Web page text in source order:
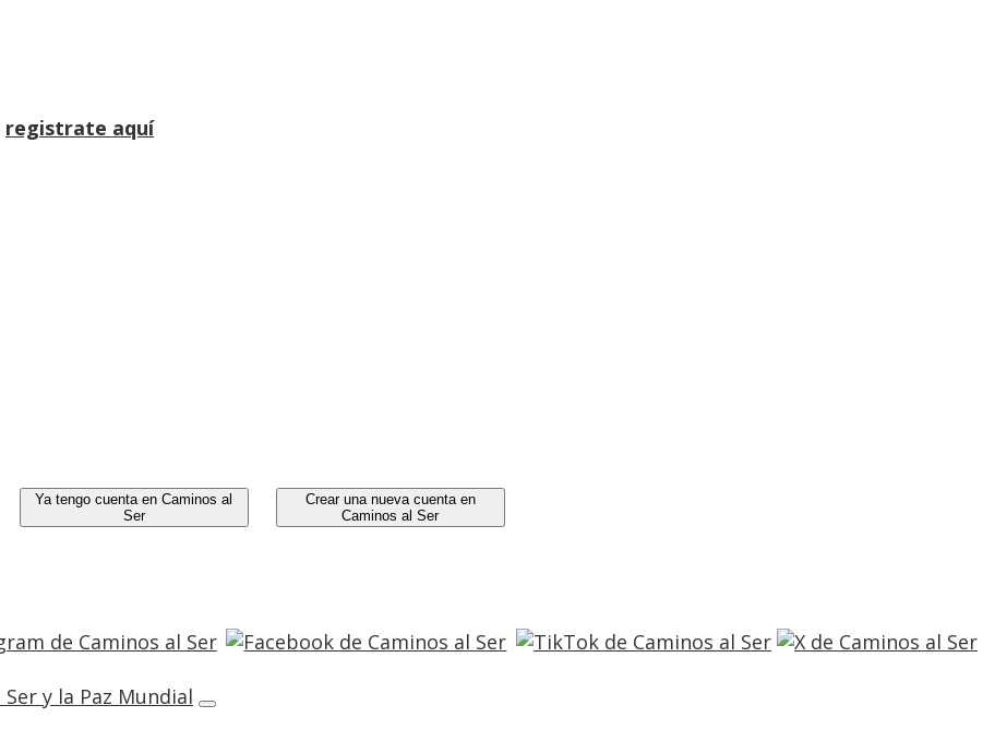
registrate aquí
Ya tengo cuenta en Caminos al
Ser
Crear una nueva cuenta en
Caminos al Ser